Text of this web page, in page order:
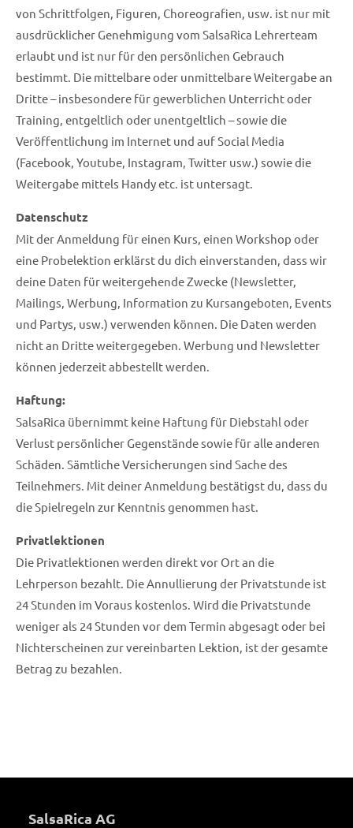
von Schrittfolgen, Figuren, Choreografien, usw. ist nur mit
ausdrücklicher Genehmigung vom SalsaRica Lehrerteam
erlaubt und ist nur für den persönlichen Gebrauch
bestimmt. Die mittelbare oder unmittelbare Weitergabe an
Dritte – insbesondere für gewerblichen Unterricht oder
Training, entgeltlich oder unentgeltlich – sowie die
Veröffentlichung im Internet und auf Social Media
(Facebook, Youtube, Instagram, Twitter usw.) sowie die
Weitergabe mittels Handy etc. ist untersagt.
Datenschutz
Mit der Anmeldung für einen Kurs, einen Workshop oder
eine Probelektion erklärst du dich einverstanden, dass wir
deine Daten für weitergehende Zwecke (Newsletter,
Mailings, Werbung, Information zu Kursangeboten, Events
und Partys, usw.) verwenden können. Die Daten werden
nicht an Dritte weitergegeben. Werbung und Newsletter
können jederzeit abbestellt werden.
Haftung:
SalsaRica übernimmt keine Haftung für Diebstahl oder
Verlust persönlicher Gegenstände sowie für alle anderen
Schäden. Sämtliche Versicherungen sind Sache des
Teilnehmers. Mit deiner Anmeldung bestätigst du, dass du
die Spielregeln zur Kenntnis genommen hast.
Privatlektionen
Die Privatlektionen werden direkt vor Ort an die
Lehrperson bezahlt. Die Annullierung der Privatstunde ist
24 Stunden im Voraus kostenlos. Wird die Privatstunde
weniger als 24 Stunden vor dem Termin abgesagt oder bei
Nichterscheinen zur vereinbarten Lektion, ist der gesamte
Betrag zu bezahlen.
SalsaRica AG